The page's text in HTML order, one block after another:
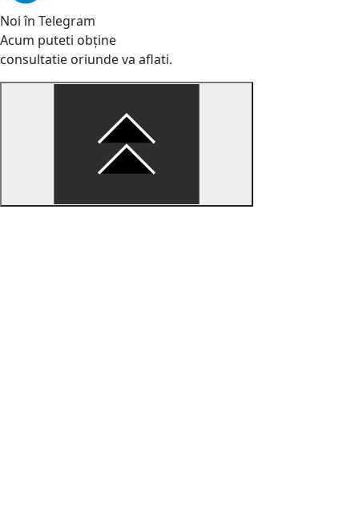
Noi în Telegram
Acum puteti obține
consultatie oriunde va aflati.